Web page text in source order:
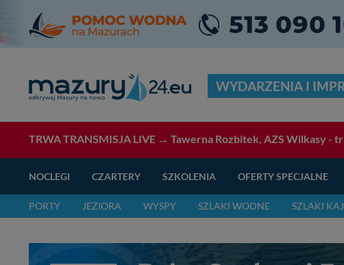
WYDARZENIA I
TRWA TRANSMISJA LIVE → Tawerna Rozbitek, AZS Wilkasy -
NOCLEGI CZARTERY SZKOLENIA OFERTY SPECJALNE
PORTY JEZIORA WYSPY SZLAKI WODNE SZLAKI